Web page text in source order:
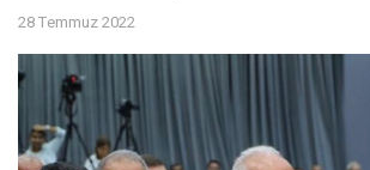
28 Temmuz 2022